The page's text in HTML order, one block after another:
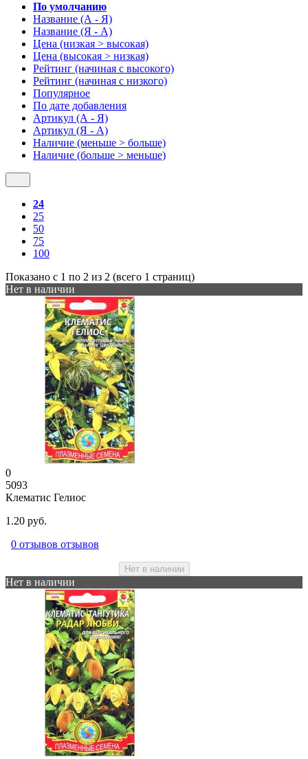
По умолчанию
Название (А - Я)
Название (Я - А)
Цена (низкая > высокая)
Цена (высокая > низкая)
Рейтинг (начиная с высокого)
Рейтинг (начиная с низкого)
Популярное
По дате добавления
Артикул (А - Я)
Артикул (Я - А)
Наличие (меньше > больше)
Наличие (больше > меньше)
24
25
50
75
100
Показано с 1 по 2 из 2 (всего 1 страниц)
Нет в наличии
0
5093
Клематис Гелиос
1.20 руб.
0 отзывов отзывов
Нет в наличии
Нет в наличии